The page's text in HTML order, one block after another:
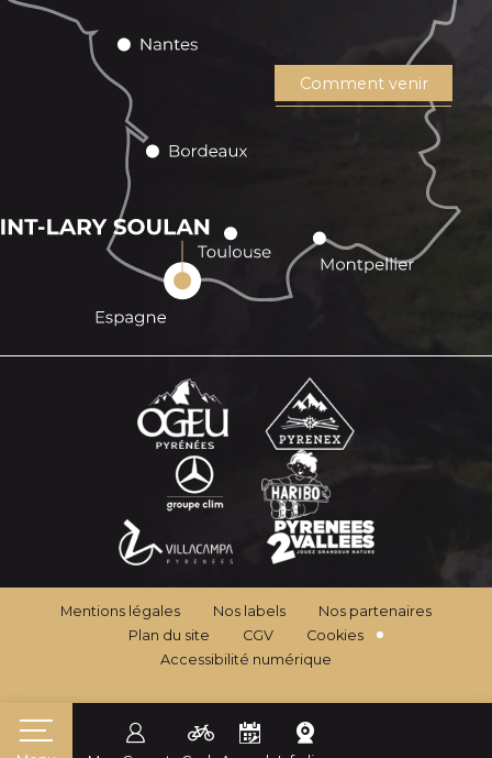
Comment venir
Mentions légales Nos labels
Nos partenaires
Plan du site
CGV
Cookies
Accessibilité numérique